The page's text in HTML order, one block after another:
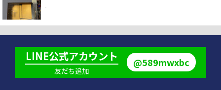
-
LINE公式アカウント
友だち追加
@589mwxbc